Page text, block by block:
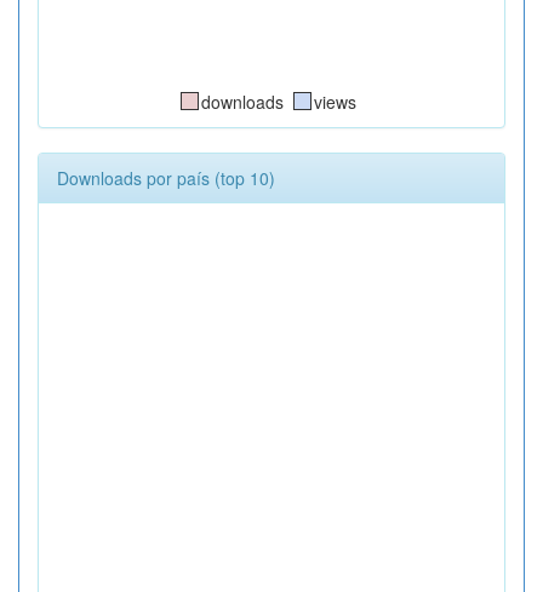
downloads views
Downloads por país (top 10)